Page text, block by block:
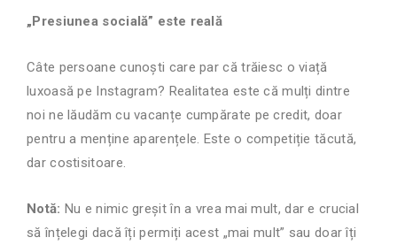
„Presiunea socială” este reală
Câte persoane cunoști care par că trăiesc o viață
luxoasă pe Instagram? Realitatea este că mulți dintre
noi ne lăudăm cu vacanțe cumpărate pe credit, doar
pentru a menține aparențele. Este o competiție tăcută,
dar costisitoare.
Notă: Nu e nimic greșit în a vrea mai mult, dar e crucial
să înțelegi dacă îți permiți acest „mai mult” sau doar îți